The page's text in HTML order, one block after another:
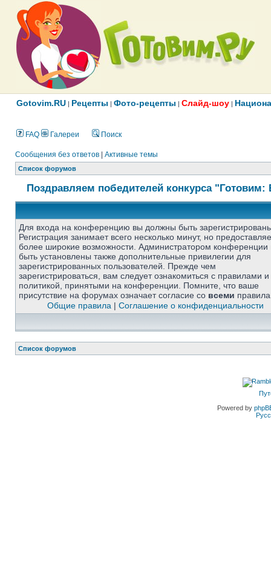
Gotovim.RU | Рецепты | Фото-рецепты | Слайд-шоу |
FAQ Галереи Поиск
Сообщения без ответов Активные темы
Список форумов
Поздравляем победителей конкурса
Для входа на конференцию вы должны быть
Регистрация занимает всего несколько минут, но
более широкие возможности. Администратором конференции
быть установлены также дополнительные привилегии для
зарегистрированных пользователей. Прежде чем
зарегистрироваться, вам следует ознакомиться с правилами и
политикой, принятыми на конференции. Помните, что ваше
присутствие на форумах означает согласие со всеми
Общие правила |Соглашение о конфиденциальности
Список форумов
Powered by